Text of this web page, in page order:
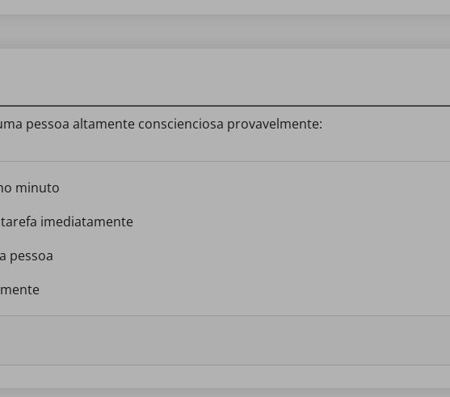
pessoa altamente conscienciosa provavelmente:
minuto
tarefa imediatamente
pessoa